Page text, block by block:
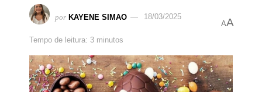
por KAYENE SIMAO 18/03/2025
Tempo de leitura: 3 minutos
AA